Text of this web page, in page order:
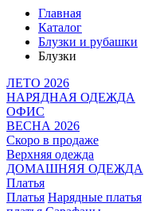
Главная
Каталог
Блузки и рубашки
Блузки
ЛЕТО 2026
НАРЯДНАЯ ОДЕЖДА
ОФИС
ВЕСНА 2026
Скоро в продаже
Верхняя одежда
ДОМАШНЯЯ ОДЕЖДА
Платья
Платья Нарядные платья